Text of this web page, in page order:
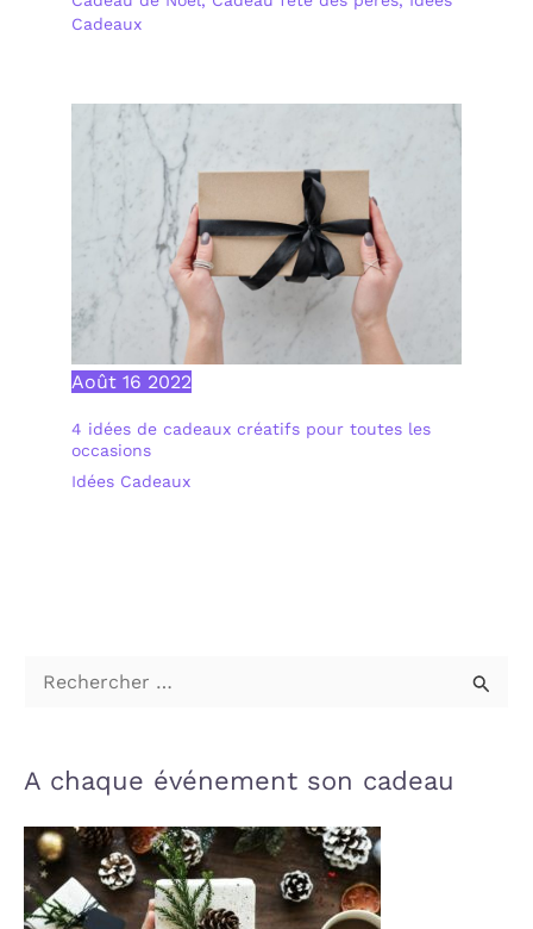
Cadeaux
Août 16 2022
4 idées de cadeaux créatifs pour toutes les
occasions
Idées Cadeaux
e
r
c
A chaque événement son cadeau